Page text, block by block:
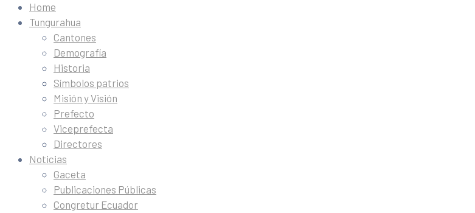
Home
Tungurahua
Cantones
Demografía
Historia
Símbolos patrios
Misión y Visión
Prefecto
Viceprefecta
Directores
Noticias
Gaceta
Publicaciones Públicas
Congretur Ecuador